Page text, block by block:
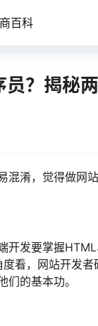
百科
？揭秘
混淆，觉得做网
开发要掌握
看，网站开发
的基本功。